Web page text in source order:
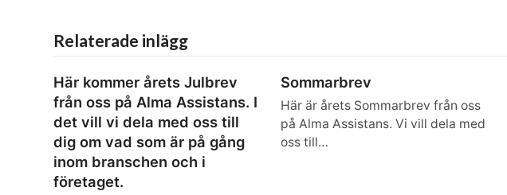
Relaterade inlägg
Här kommer årets Julbrev
från oss på Alma Assistans. I
det vill vi dela med oss till
dig om vad som är på gång
inom branschen och i
företaget.
Sommarbrev
Här är årets Sommarbrev från oss
på Alma Assistans. Vi vill dela med
oss till…